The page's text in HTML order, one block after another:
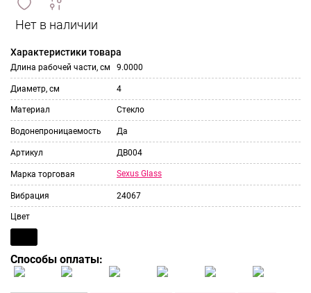
и
сравнить
ИЗБРАННОЕ
Характеристики товара
Длина рабочей части, см 9.0000
Диаметр, см 4
Материал Стекло
Водонепроницаемость Да
Артикул ДВ004
Марка торговая Sexus Glass
Вибрация 24067
Цвет
Способы оплаты: